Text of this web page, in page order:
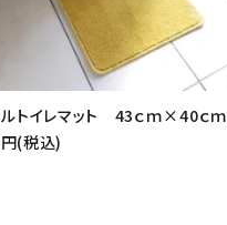
ルトイレマット 43ｃｍ×40ｃｍ
(税込)